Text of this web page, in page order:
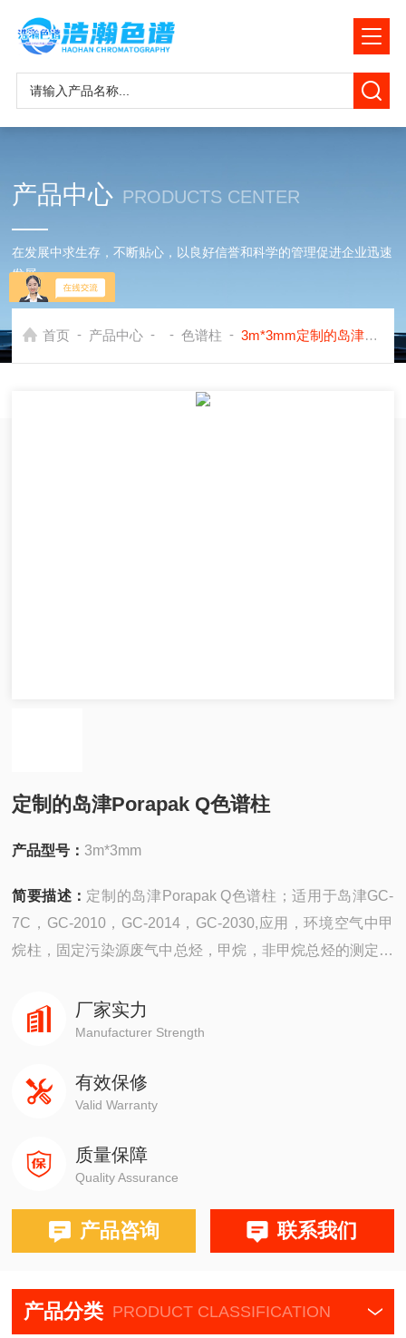
产品中心 PRODUCTS CENTER
在发展中求生存，不断贴心，以良好信誉和科学的管理促进企业迅速
发展
首页 - 产品中心 - - 色谱柱 - 3m*3mm定制的岛津Porapak Q色谱柱
定制的岛津Porapak Q色谱柱
产品型号：3m*3mm
简要描述： 定制的岛津Porapak Q色谱柱；适用于岛津GC-
7C，GC-2010，GC-2014，GC-2030,应用，环境空气中甲
烷柱，固定污染源废气中总烃，甲烷，非甲烷总烃的测定，
厂家实力
Manufacturer Strength
有效保修
Valid Warranty
质量保障
Quality Assurance
产品咨询 联系我们
产品分类 PRODUCT CLASSIFICATION